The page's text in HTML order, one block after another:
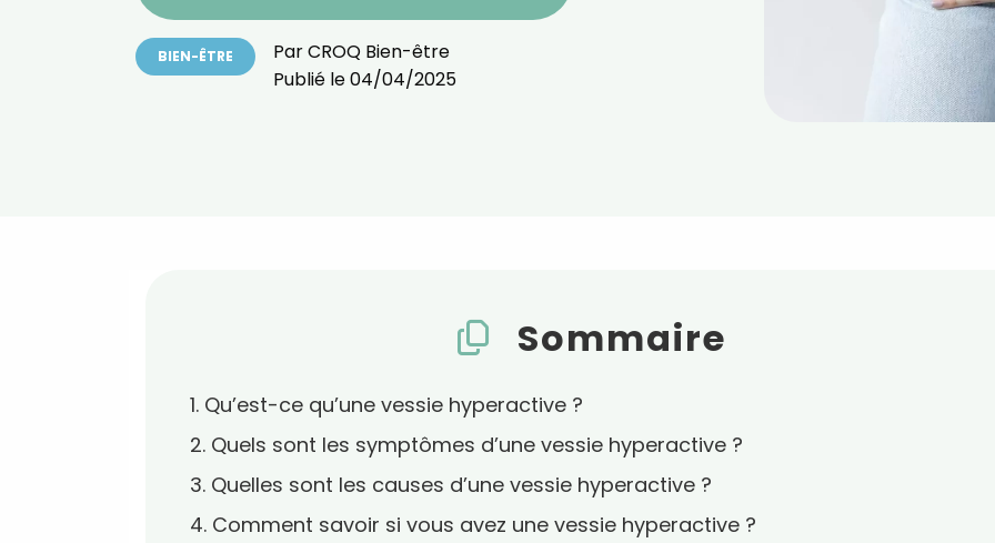
BIEN-ÊTRE ParCROQ Bien-être
Publié le04/04/2025
Sommaire
1. Qu’est-ce qu’une vessie hyperactive ?
2. Quels sont les symptômes d’une vessie hyperactive ?
3. Quelles sont les causes d’une vessie hyperactive ?
4. Comment savoir si vous avez une vessie hyperactive ?